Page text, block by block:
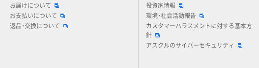
お届けについて
お支払いについて
返品・交換について
投資家情報
環境・社会活動報告
カスタマーハラスメントに対する基本方
針
アスクルのサイバーセキュリティ